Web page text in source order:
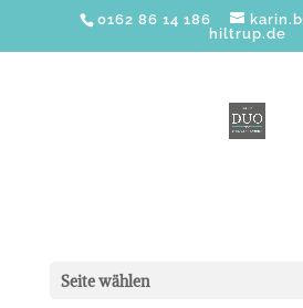
0162 86 14 186
hiltrup.de
Seite wählen